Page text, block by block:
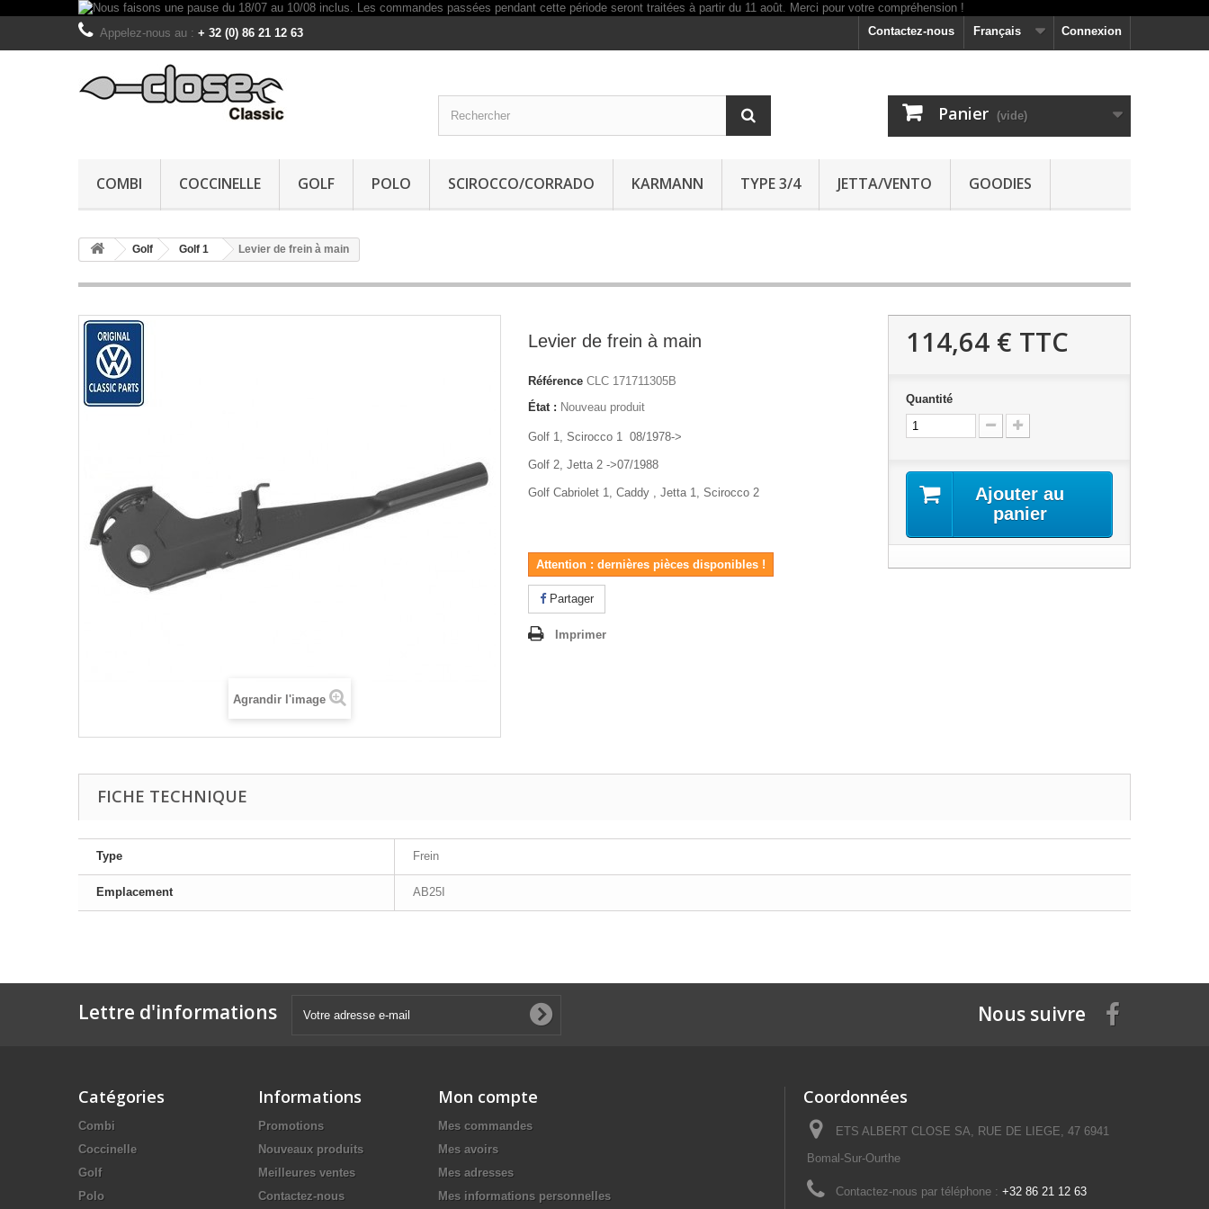
Connexion
Français
Contactez-nous
Appelez-nous au : + 32 (0) 86 21 12 63
Panier (vide)
COMBI COCCINELLE GOLF POLO SCIROCCO/CORRADO KARMANN TYPE 3/4 JETTA/VENTO GOODIES
Golf Golf 1 Levier de frein à main
Agrandir l'image
Levier de frein à main
Référence CLC 171711305B
État : Nouveau produit
Golf 1, Scirocco 1 08/1978->
Golf 2, Jetta 2 ->07/1988
Golf Cabriolet 1, Caddy , Jetta 1, Scirocco 2
Attention : dernières pièces disponibles !
Partager
Imprimer
114,64 € TTC
Quantité
Ajouter au
panier
FICHE TECHNIQUE
Type Frein
Emplacement AB25I
Lettre d'informations Nous suivre
Catégories
Combi
Coccinelle
Golf
Polo
Informations
Promotions
Nouveaux produits
Meilleures ventes
Contactez-nous
Mon compte
Mes commandes
Mes avoirs
Mes adresses
Mes informations personnelles
Coordonnées
ETS ALBERT CLOSE SA, RUE DE LIEGE, 47 6941
Bomal-Sur-Ourthe
Contactez-nous par téléphone : +32 86 21 12 63